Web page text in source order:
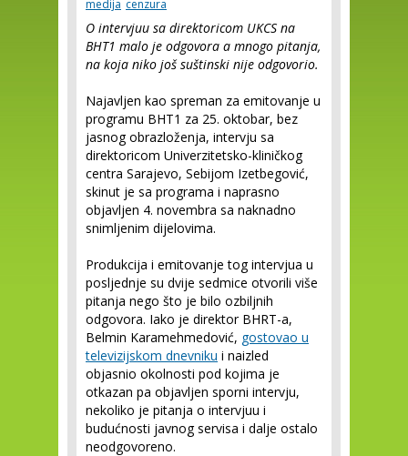
medija cenzura
O intervjuu sa direktoricom UKCS na
BHT1 malo je odgovora a mnogo pitanja,
na koja niko još suštinski nije odgovorio.
Najavljen kao spreman za emitovanje u
programu BHT1 za 25. oktobar, bez
jasnog obrazloženja, intervju sa
direktoricom Univerzitetsko-kliničkog
centra Sarajevo, Sebijom Izetbegović,
skinut je sa programa i naprasno
objavljen 4. novembra sa naknadno
snimljenim dijelovima.
Produkcija i emitovanje tog intervjua u
posljednje su dvije sedmice otvorili više
pitanja nego što je bilo ozbiljnih
odgovora. Iako je direktor BHRT-a,
Belmin Karamehmedović, gostovao u
televizijskom dnevniku i naizled
objasnio okolnosti pod kojima je
otkazan pa objavljen sporni intervju,
nekoliko je pitanja o intervjuu i
budućnosti javnog servisa i dalje ostalo
neodgovoreno.